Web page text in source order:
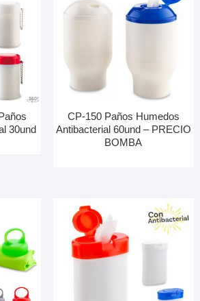
30und
CP-150 Paños Humedos
Antibacterial 60und – PRECIO
BOMBA